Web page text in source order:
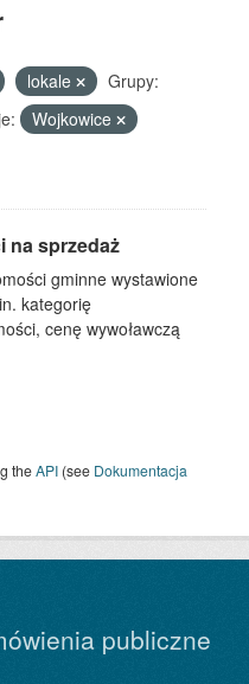
lokale
Grupy:
Wojkowice
na sprzedaż
gminne wystawione
kategorię
cenę wywoławczą
theAPI (see Dokumentacja
publiczne